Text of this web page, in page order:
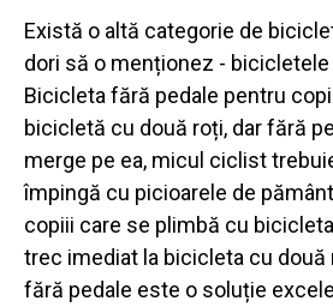
Există o altă categorie de
dori să o menționez -
Bicicleta fără pedale pentru
bicicletă cu două roți, dar fără
merge pe ea, micul ciclist
împingă cu picioarele de
copiii care se plimbă cu
trec imediat la bicicleta cu două
fără pedale este o soluție